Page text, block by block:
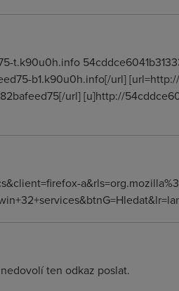
t.k90u0h.info
b1.k90u0h.info[/url]
url] [u]http://
ten odkaz poslat.